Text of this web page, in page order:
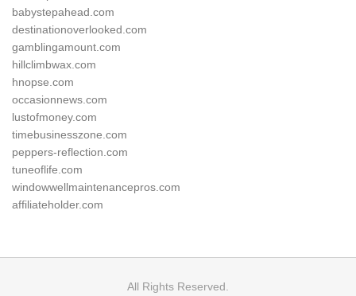
babystepahead.com
destinationoverlooked.com
gamblingamount.com
hillclimbwax.com
hnopse.com
occasionnews.com
lustofmoney.com
timebusinesszone.com
peppers-reflection.com
tuneoflife.com
windowwellmaintenancepros.com
affiliateholder.com
All Rights Reserved.